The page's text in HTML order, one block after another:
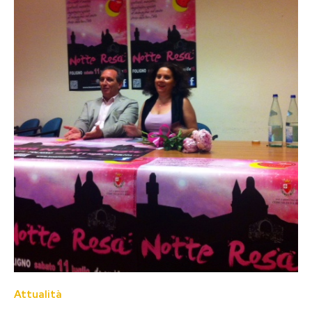
Attualità